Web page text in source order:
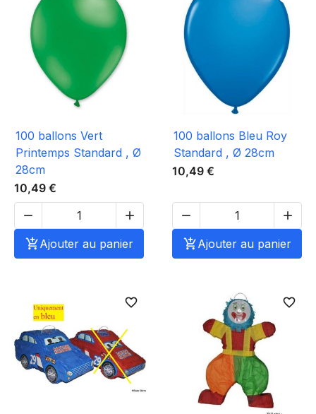
100 ballons Vert
Printemps Standard , Ø
28cm
10,49 €


Ajouter au panier
100 ballons Bleu Roy
Standard , Ø 28cm
10,49 €


Ajouter au panier
favorite_border favorite_border